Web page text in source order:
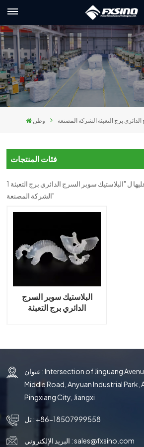
وطن برج التعبئة الشركة المصنعة
فئات المنتجات
1 النتائج التي تم العثور عليها ل "البلاستيك سوبر السرج الدائري برج التعبئة
الشركة المصنعة"
البلاستيك سوبر السرج
الدائري برج التعبئة
عنوان : Intersection of Jinguang Avenue and Chongqing
Middle Road, Anyuan Industrial Park,
Pingxiang City, Jiangxi
تل : +86-18507999558
البريد الإلكتروني :sales@fxsino.com